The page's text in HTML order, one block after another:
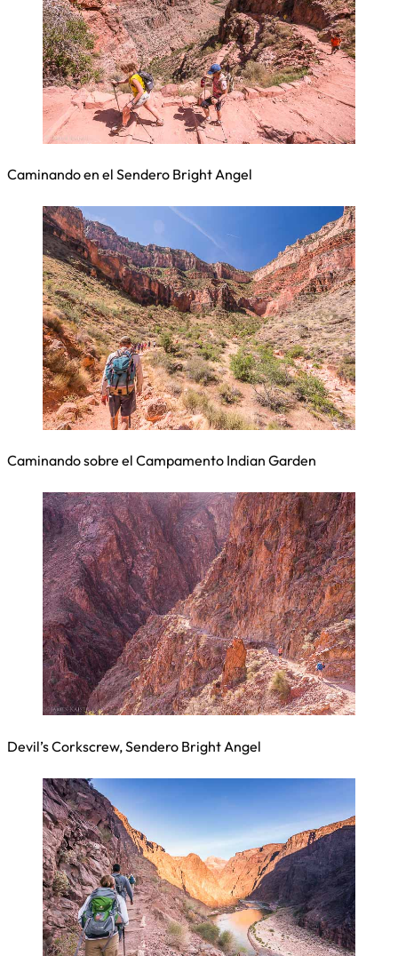
Caminando en el Sendero Bright Angel
Caminando sobre el Campamento Indian Garden
Devil’s Corkscrew, Sendero Bright Angel